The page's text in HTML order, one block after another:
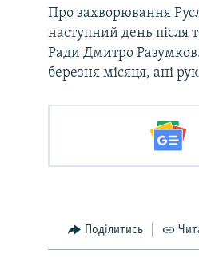
Про захворювання
наступний день після
Ради Дмитро
березня місяця, ані
Поділитись